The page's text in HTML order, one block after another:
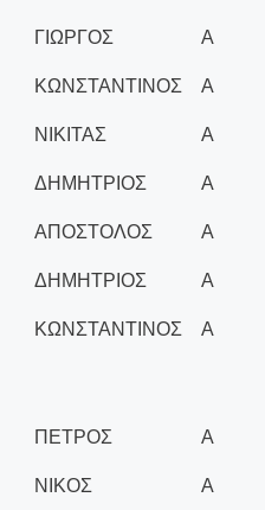
ΓΙΩΡΓΟΣ Α
ΚΩΝΣΤΑΝΤΙΝΟΣ Α
ΝΙΚΙΤΑΣ Α
ΔΗΜΗΤΡΙΟΣ Α
ΑΠΟΣΤΟΛΟΣ Α
ΔΗΜΗΤΡΙΟΣ Α
ΚΩΝΣΤΑΝΤΙΝΟΣ Α
ΠΕΤΡΟΣ Α
ΝΙΚΟΣ Α